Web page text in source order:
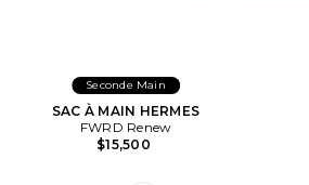
Seconde Main
SAC À MAIN HERMES
FWRD Renew
$15,500